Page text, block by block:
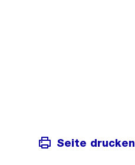
Seite drucken